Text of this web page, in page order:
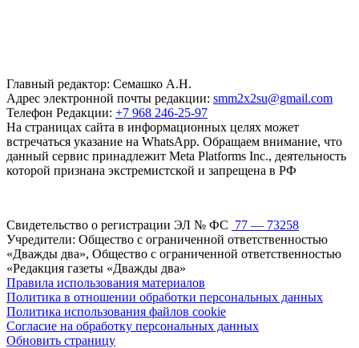
Главный редактор: Семашко А.Н.
Адрес электронной почты редакции: smm2x2su@gmail.com
Телефон Редакции: +7 968 246-25-97
На страницах сайта в информационных целях может
встречаться указание на WhatsApp. Обращаем внимание, что
данный сервис принадлежит Meta Platforms Inc., деятельность
которой признана экстремистской и запрещена в РФ
Свидетельство о регистрации ЭЛ № ФС 77 — 73258
Учредители: Общество с ограниченной ответственностью
«Дважды два», Общество с ограниченной ответственностью
«Редакция газеты «Дважды два»
Правила использования материалов
Политика в отношении обработки персональных данных
Политика использования файлов cookie
Согласие на обработку персональных данных
Обновить страницу